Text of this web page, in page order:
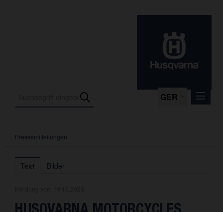
GER
Pressemitteilungen
Media
Pressemitteilungen
Text Bilder